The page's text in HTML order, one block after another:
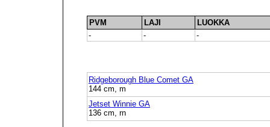
PVM LAJI
LUOKKA
-
- -
Ridgeborough Blue Comet GA
144 cm, m
Jetset Winnie GA
136 cm, rn